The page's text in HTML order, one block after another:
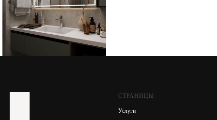
СТРАНИЦЫ
Услуги